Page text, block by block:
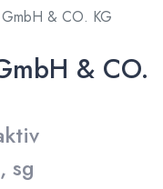
& CO. KG
& CO.
sg